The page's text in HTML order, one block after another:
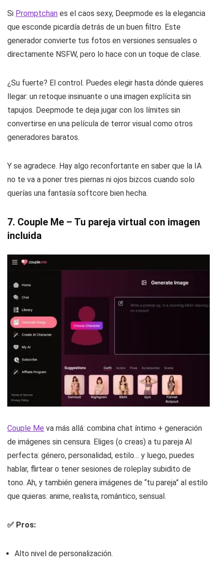
Si Promptchan es el caos sexy, Deepmode es la elegancia
que esconde picardía detrás de un buen filtro. Este
generador convierte tus fotos en versiones sensuales o
directamente NSFW, pero lo hace con un toque de clase.
¿Su fuerte? El control. Puedes elegir hasta dónde quieres
llegar: un retoque insinuante o una imagen explícita sin
tapujos. Deepmode te deja jugar con los límites sin
convertirse en una película de terror visual como otros
generadores baratos.
Y se agradece. Hay algo reconfortante en saber que la IA
no te va a poner tres piernas ni ojos bizcos cuando solo
querías una fantasía softcore bien hecha.
7. Couple Me – Tu pareja virtual con imagen
incluida
Couple Me va más allá: combina chat íntimo + generación
de imágenes sin censura. Eliges (o creas) a tu pareja AI
perfecta: género, personalidad, estilo… y luego, puedes
hablar, flirtear o tener sesiones de roleplay subidito de
tono. Ah, y también genera imágenes de “tu pareja” al estilo
que quieras: anime, realista, romántico, sensual.
✅ Pros:
Alto nivel de personalización.